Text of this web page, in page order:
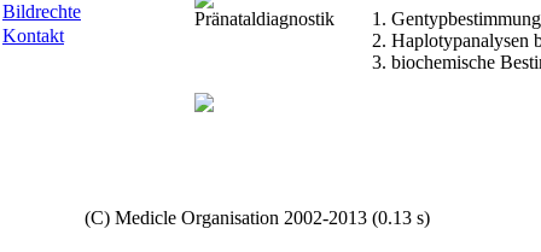
Bildrechte
Kontakt
Pränataldiagnostik
Haplotypanalysen
biochemische
(C) Medicle Organisation 2002-2013 (0.13 s)